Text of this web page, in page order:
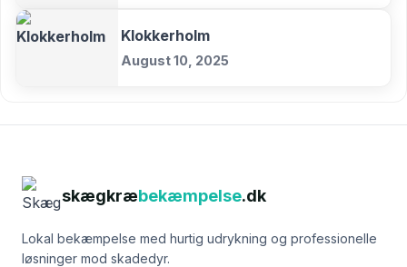
Klokkerholm
August 10, 2025
skægkræbekæmpelse.dk
Lokal bekæmpelse med hurtig udrykning og professionelle
løsninger mod skadedyr.